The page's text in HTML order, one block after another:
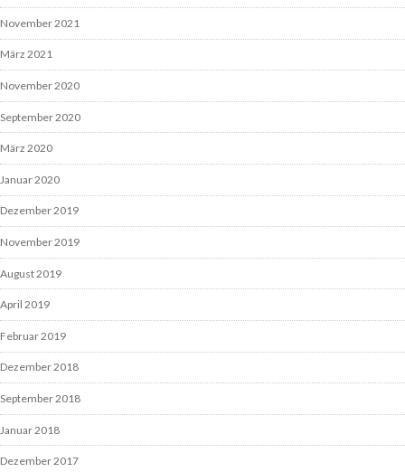
November 2021
März 2021
November 2020
September 2020
März 2020
Januar 2020
Dezember 2019
November 2019
August 2019
April 2019
Februar 2019
Dezember 2018
September 2018
Januar 2018
Dezember 2017